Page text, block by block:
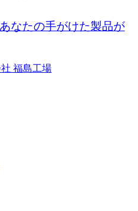
なたの手がけた製品が
福島工場